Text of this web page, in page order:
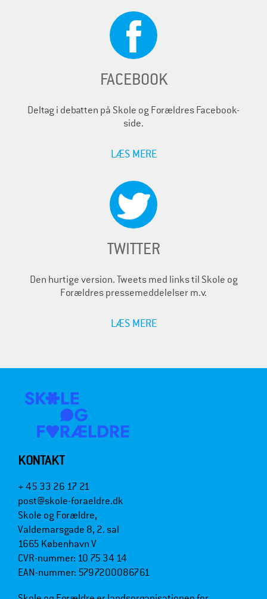
FACEBOOK
Deltag i debatten på Skole og Forældres Facebook-
side.
LÆS MERE
TWITTER
Den hurtige version. Tweets med links til Skole og
Forældres pressemeddelelser m.v.
LÆS MERE
KONTAKT
+ 45 33 26 17 21
post@skole-foraeldre.dk
Skole og Forældre,
Valdemarsgade 8, 2. sal
1665 København V
CVR-nummer: 10 75 34 14
EAN-nummer: 5797200086761